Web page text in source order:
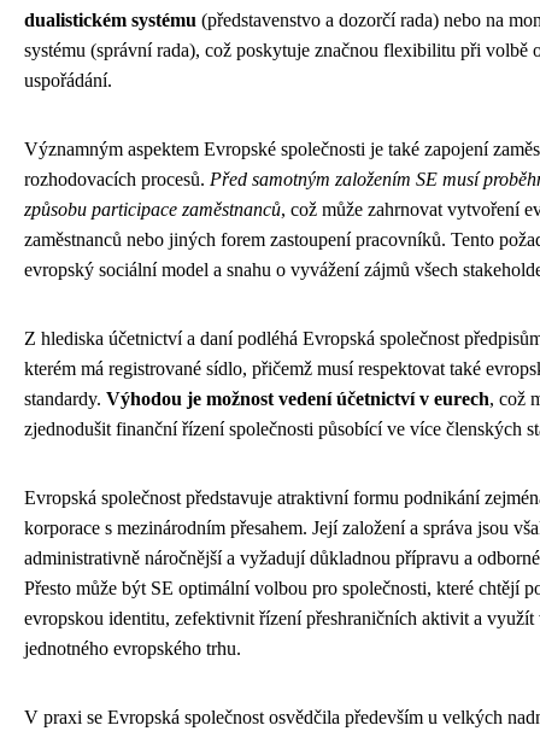
dualistickém systému (představenstvo a dozorčí rada) nebo na
systému (správní rada), což poskytuje značnou flexibilitu při volbě
uspořádání.
Významným aspektem Evropské společnosti je také zapojení
rozhodovacích procesů. Před samotným založením SE musí
způsobu participace zaměstnanců, což může zahrnovat vytvoření
zaměstnanců nebo jiných forem zastoupení pracovníků. Tento
evropský sociální model a snahu o vyvážení zájmů všech
Z hlediska účetnictví a daní podléhá Evropská společnost
kterém má registrované sídlo, přičemž musí respektovat také
standardy. Výhodou je možnost vedení účetnictví v eurech, což
zjednodušit finanční řízení společnosti působící ve více členských
Evropská společnost představuje atraktivní formu podnikání
korporace s mezinárodním přesahem. Její založení a správa jsou
administrativně náročnější a vyžadují důkladnou přípravu a
Přesto může být SE optimální volbou pro společnosti, které chtějí
evropskou identitu, zefektivnit řízení přeshraničních aktivit a využít
jednotného evropského trhu.
V praxi se Evropská společnost osvědčila především u velkých